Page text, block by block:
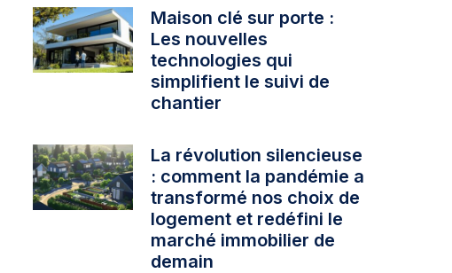
Maison clé sur porte :
Les nouvelles
technologies qui
simplifient le suivi de
chantier
La révolution silencieuse
: comment la pandémie a
transformé nos choix de
logement et redéfini le
marché immobilier de
demain